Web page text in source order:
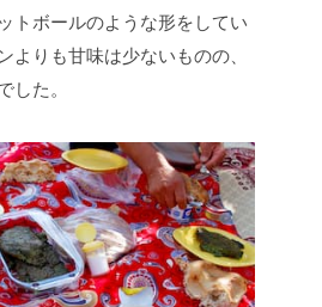
トボールのような形をしてい
よりも甘味は少ないものの、
した。